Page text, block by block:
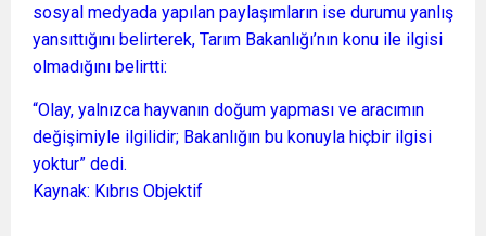
sosyal medyada yapılan paylaşımların ise durumu yanlış
yansıttığını belirterek, Tarım Bakanlığı’nın konu ile ilgisi
olmadığını belirtti:
“Olay, yalnızca hayvanın doğum yapması ve aracımın
değişimiyle ilgilidir; Bakanlığın bu konuyla hiçbir ilgisi
yoktur” dedi.
Kaynak: Kıbrıs Objektif